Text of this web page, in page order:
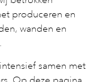
produceren en
wanden en
samen met